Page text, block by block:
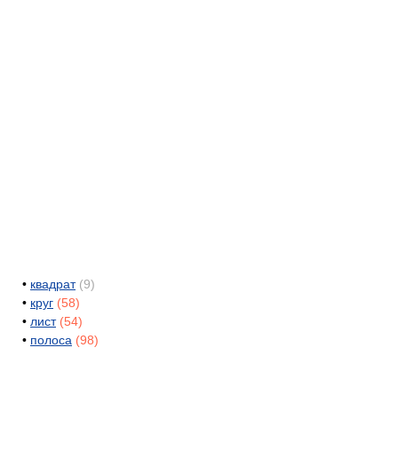
• квадрат (9)
• круг (58)
• лист (54)
• полоса (98)